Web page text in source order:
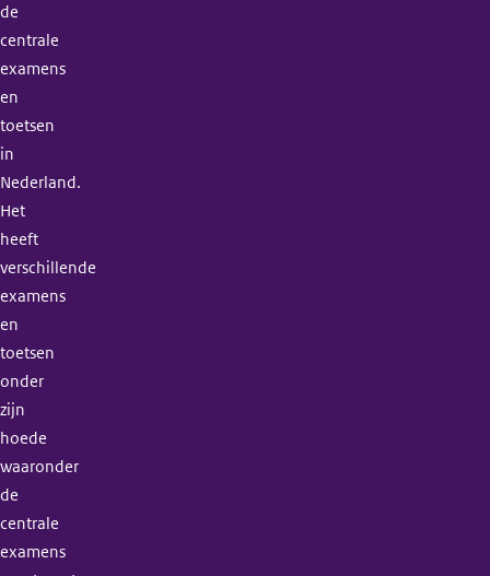
de
centrale
examens
en
toetsen
in
Nederland.
Het
heeft
verschillende
examens
en
toetsen
onder
zijn
hoede
waaronder
de
centrale
examens